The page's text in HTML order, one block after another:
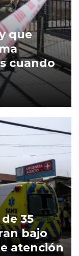
que
cuando
35
bajo
atención